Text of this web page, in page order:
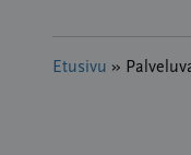
Etusivu »